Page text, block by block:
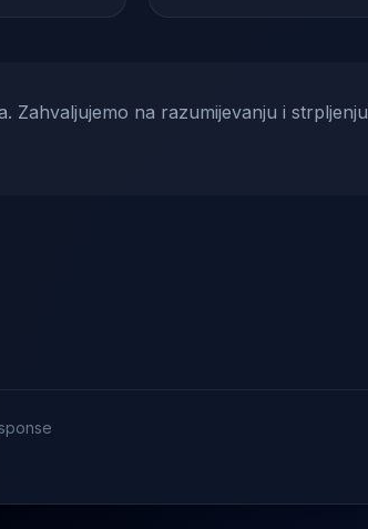
Zahvaljujemo na razumijevanju i strpljenju